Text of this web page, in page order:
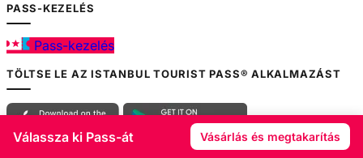
PASS-KEZELÉS
Pass-kezelés
TÖLTSE LE AZ ISTANBUL TOURIST PASS® ALKALMAZÁST
Válassza ki Pass-át Vásárlás és megtakarítás